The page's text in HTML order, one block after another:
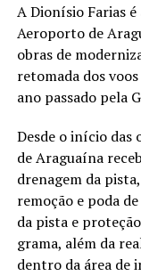
A Dionísio Farias
Aeroporto de
obras de
retomada dos
ano passado pela
Desde o início das
de Araguaína
drenagem da
remoção e poda
da pista e
grama, além da
dentro da área de